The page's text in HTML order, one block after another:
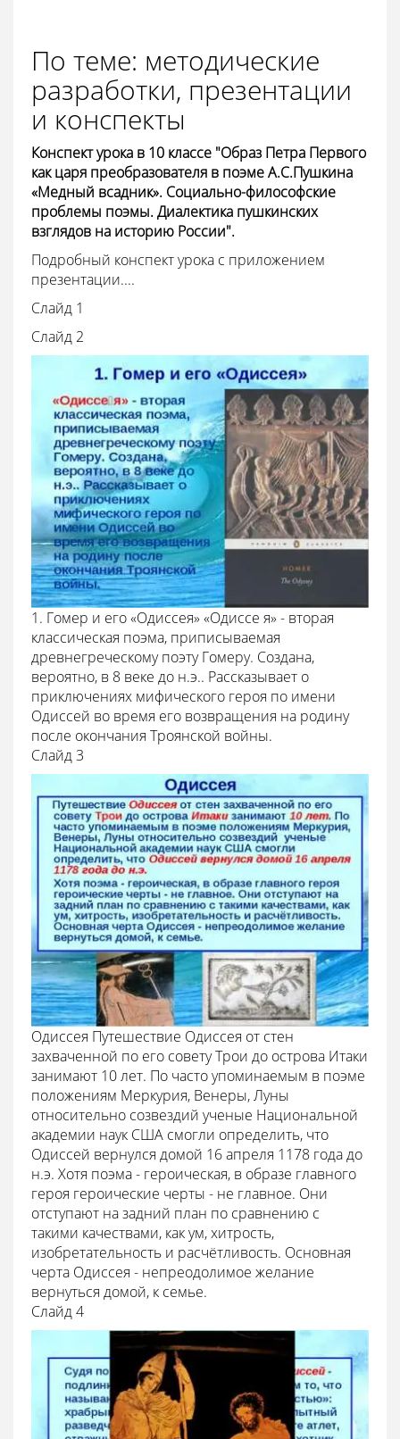
По теме: методические
разработки, презентации
и конспекты
Конспект урока в 10 классе "Образ Петра Первого
как царя преобразователя в поэме А.С.Пушкина
«Медный всадник». Социально-философские
проблемы поэмы. Диалектика пушкинских
взглядов на историю России".
Подробный конспект урока с приложением
презентации....
Cлайд 1
Cлайд 2
1. Гомер и его «Одиссея» «Одиссе я» - вторая
классическая поэма, приписываемая
древнегреческому поэту Гомеру. Создана,
вероятно, в 8 веке до н.э.. Рассказывает о
приключениях мифического героя по имени
Одиссей во время его возвращения на родину
после окончания Троянской войны.
Cлайд 3
Одиссея Путешествие Одиссея от стен
захваченной по его совету Трои до острова Итаки
занимают 10 лет. По часто упоминаемым в поэме
положениям Меркурия, Венеры, Луны
относительно созвездий ученые Национальной
академии наук США смогли определить, что
Одиссей вернулся домой 16 апреля 1178 года до
н.э. Хотя поэма - героическая, в образе главного
героя героические черты - не главное. Они
отступают на задний план по сравнению с
такими качествами, как ум, хитрость,
изобретательность и расчётливость. Основная
черта Одиссея - непреодолимое желание
вернуться домой, к семье.
Cлайд 4